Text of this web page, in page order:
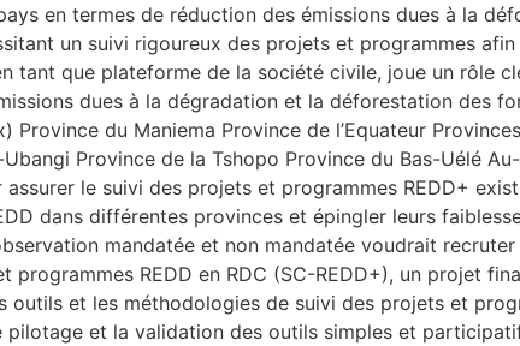
en termes de réduction des émissions dues à la
un suivi rigoureux des projets et programmes
tant que plateforme de la société civile, joue un rôle
dues à la dégradation et la déforestation des
du Maniema Province de l’Equateur
Province de la Tshopo Province du Bas-Uélé
le suivi des projets et programmes REDD+
dans différentes provinces et épingler leurs
mandatée et non mandatée voudrait
REDD en RDC (SC-REDD+), un projet
et les méthodologies de suivi des projets et
et la validation des outils simples et